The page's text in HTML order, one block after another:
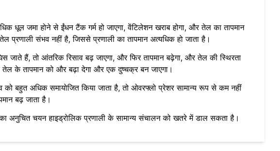
धूल जमा होने से ईंधन टैंक गर्म हो जाएगा, वेंटिलेशन खराब होगा, और तेल का तापमान
प्रणाली संभव नहीं है, जिससे प्रणाली का तापमान अत्यधिक हो जाता है।
जाते हैं, तो आंतरिक रिसाव बढ़ जाएगा, और फिर तापमान बढ़ेगा, और तेल की स्थिरता
के तापमान को और बढ़ा देगा और एक दुष्चक्र बन जाएगा।
को बहुत अधिक समायोजित किया जाता है, तो ओवरफ्लो प्रेशर सामान्य रूप से कम नहीं
बढ़ जाता है।
अनुचित चयन हाइड्रोलिक प्रणाली के सामान्य संचालन को खतरे में डाल सकता है।